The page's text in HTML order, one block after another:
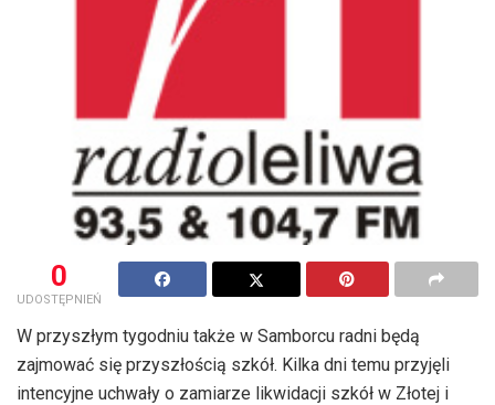
0
UDOSTĘPNIEŃ
W przyszłym tygodniu także w Samborcu radni będą
zajmować się przyszłością szkół. Kilka dni temu przyjęli
intencyjne uchwały o zamiarze likwidacji szkół w Złotej i